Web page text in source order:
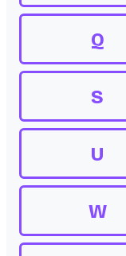
Q
S
U
W